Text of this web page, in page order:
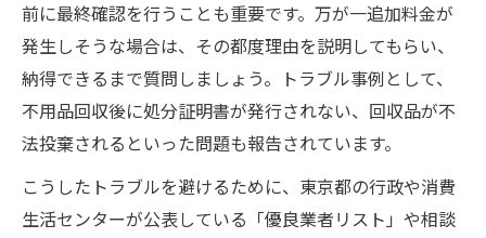
前に最終確認を行うことも重要です。万が一追加料金が
発生しそうな場合は、その都度理由を説明してもらい、
納得できるまで質問しましょう。トラブル事例として、
不用品回収後に処分証明書が発行されない、回収品が不
法投棄されるといった問題も報告されています。
こうしたトラブルを避けるために、東京都の行政や消費
生活センターが公表している「優良業者リスト」や相談